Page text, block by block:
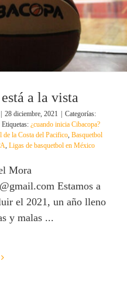
a la vista
28 diciembre, 2021
Categorías:
Etiquetas: ¿cuando inicia Cibacopa?
de la Costa del Pacifico, Basquetbol
, Ligas de basquetbol en México
Mora
Estamos a
el 2021, un año lleno
y malas ...